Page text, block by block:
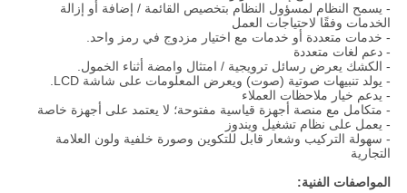
- يسمح النظام لمسؤول النظام بتخصيص القائمة / إضافة أو إزالة
الخدمات وفقًا لاحتياجات العمل
- خدمات متعددة أو خدمات مع اختيار مزدوج في رمز واحد.
- دعم لغات متعددة
- الكشك يعرض رسائل ترويجية / امتثال وامضة أثناء الخمول.
- يولد تنبيهات صوتية (صوت) ويعرض المعلومات على شاشة LCD.
- يدعم خيار ملاحظات العملاء
- متكامل مع منصة أجهزة قياسية مفتوحة؛ لا يعتمد على أجهزة خاصة
- يعمل على نظام تشغيل ويندوز
- سهولة التركيب وشعار قابل للتكوين وصورة خلفية ولون العلامة
التجارية
المواصفات الفنية: